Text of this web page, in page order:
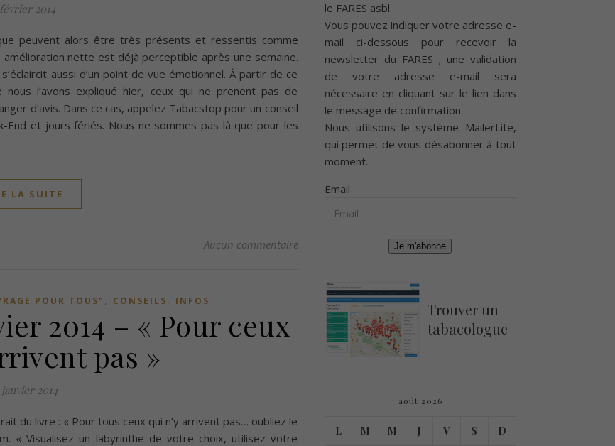
2014
peuvent alors être très présents et ressentis comme
nette est déjà perceptible après une semaine.
aussi d’un point de vue émotionnel. À partir de ce
l’avons expliqué hier, ceux qui ne prenent pas de
d’avis. Dans ce cas, appelez Tabacstop pour un conseil
et jours fériés. Nous ne sommes pas là que pour les
LA SUITE
Aucun commentaire
POUR TOUS" , CONSEILS, INFOS
2014 – « Pour ceux
pas »
janvier 2014
du livre : « Pour tous ceux qui n’y arrivent pas… oubliez le
« Visualisez un labyrinthe de votre choix, utilisez votre
le FARES asbl.
Vous pouvez indiquer votre adresse e-
mail ci-dessous pour recevoir la
newsletter du FARES ; une validation
de votre adresse e-mail sera
nécessaire en cliquant sur le lien dans
le message de confirmation.
Nous utilisons le système MailerLite,
qui permet de vous désabonner à tout
moment.
Email
Je m'abonne
Trouver un
tabacologue
août 2026
L M M J V S D